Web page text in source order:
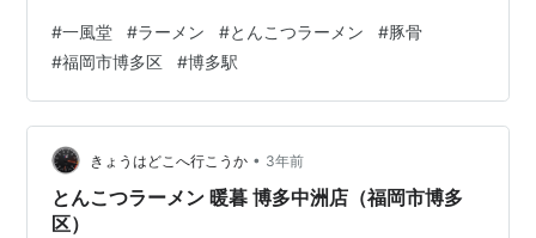
います（だから25年以上再訪していない）。 しかし、長
期に渡ってこれだけの多店舗が回っているということ
は、やはり人気があるからこそ。そこで、いったいどん
なラーメンが飛び出してくるのか、試しに食い散らかし
てみたいと思います。 でかでかと一風堂！ 場所は、JR博
多駅ビルの10階にある飲食店街の一角…
#一風堂 #ラーメン #とんこつラーメン #豚骨
#福岡市博多区 #博多駅
きょうはどこへ行こうか • 3年前
とんこつラーメン 暖暮 博多中洲店（福岡市博多
区）